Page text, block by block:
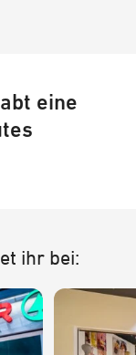
eine
ihr bei: